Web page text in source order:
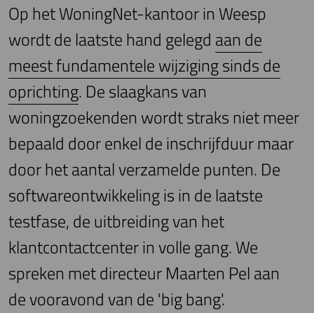
Op het WoningNet-kantoor in Weesp
wordt de laatste hand gelegd aan de
meest fundamentele wijziging sinds de
oprichting. De slaagkans van
woningzoekenden wordt straks niet meer
bepaald door enkel de inschrijfduur maar
door het aantal verzamelde punten. De
softwareontwikkeling is in de laatste
testfase, de uitbreiding van het
klantcontactcenter in volle gang. We
spreken met directeur Maarten Pel aan
de vooravond van de 'big bang'.